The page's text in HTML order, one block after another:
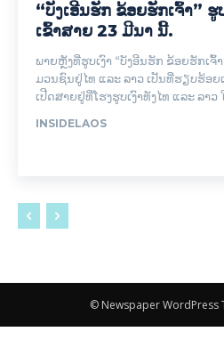
“ບັງເອີນຮັກ ຂ້ອຍຮັກເຈົ້າ” ຮູ
ເຂົ້າສາຍ 23 ມີນາ ນີ້.
ພາຍຫຼັງທີ່ຮູບເງົາ “ບັງອີນຮັກ ຂ້ອຍຮັກເຈົ້
ມວນຊົນຢູ່ໄທ ແລະ ລາວ ເປັນທີ່ຮຽບຮ້ອຍ
ເປີດສາຍຢູ່ທີ່ໂຮງຮູບເງົາທັງໄທ ແລະ ລາ
INSIDELAOS
© Newspaper WordPress